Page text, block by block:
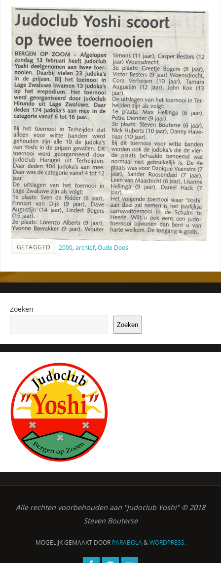
GETAGGED 2000, archief, Oude Doos
Zoeken
Zoeken
Alle rechten voorbehouden aan "Judoclub Yoshi" © 2018
Steven Bouterse
MOGELIJK GEMAAKT DOOR PARABOLA&WORDPRESS.